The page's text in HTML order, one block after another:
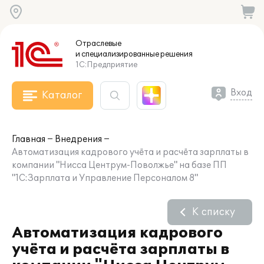
Отраслевые
и специализированныерешения
1С:Предприятие
Каталог Вход
Главная
Внедрения
Автоматизация кадрового учёта и расчёта зарплаты в
компании "Нисса Центрум-Поволжье" на базе ПП
"1С:Зарплата и Управление Персоналом 8"
Автоматизация кадрового
учёта и расчёта зарплаты в
К списку